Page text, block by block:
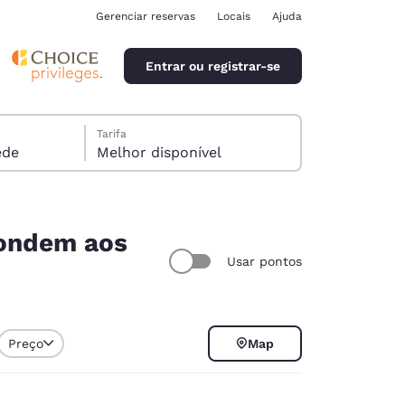
Gerenciar reservas Locais Ajuda
Entrar ou registrar-se
Tarifa
Melhor disponível
aos
Usar pontos
Preço Map